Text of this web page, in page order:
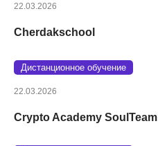
22.03.2026
Cherdakschool
Дистанционное обучение
22.03.2026
Crypto Academy SoulTeam